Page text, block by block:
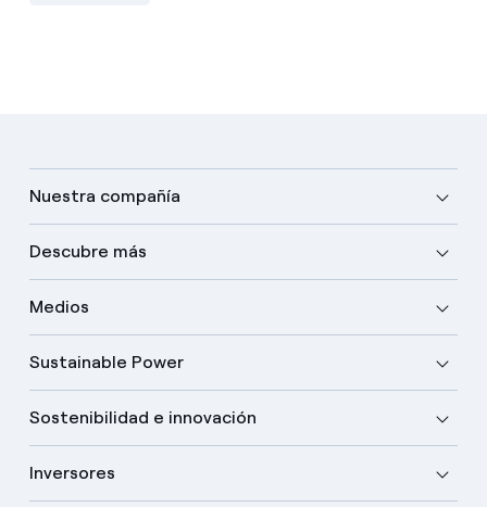
Nuestra compañía
Descubre más
Medios
Sustainable Power
Sostenibilidad e innovación
Inversores